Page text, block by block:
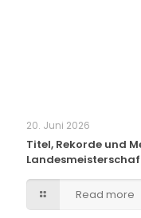
20. Juni 2026
Titel, Rekorde und
Read more